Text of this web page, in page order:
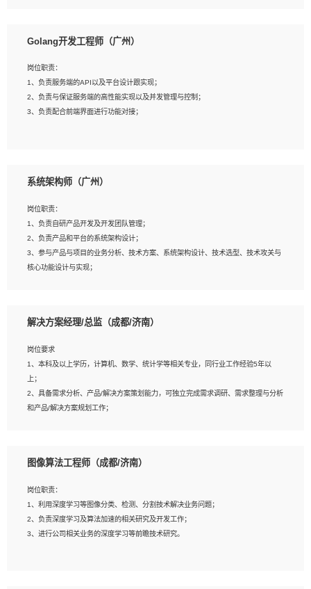
2、熟悉PostgreSQL、redis、MongoDB、ElasticSearch等开源数据库运维管理，
4、熟悉Hadoop、HBASE、Spark等大数据平台优先。
5、熟悉linux或任意一种unix操作系统，如有较强操作系统侧工作经验者优先。
6、具备丰富的项目实施经验，较强的自我学习能力。
Golang开发工程师（广州）
岗位职责：
1、负责服务端的API以及平台设计跟实现；
2、负责与保证服务端的高性能实现以及并发管理与控制；
3、负责配合前端界面进行功能对接；
2、1年以上Golang开发工作经验，能独立完成相应项目开发；
与实现，熟悉常用开源框架及设计模式；
4、熟悉Golang、连接池、消息队列等组件使用、熟悉后端开发、测试、调试流程
跟工具使用；
5、对技术有激情，喜欢钻研，能快速接受和掌握新技术，学习能力和工作责任心
强，良好的沟通表达能力和团队协作能力。
系统架构师（广州）
岗位职责：
1、负责自研产品开发及开发团队管理；
2、负责产品和平台的系统架构设计；
3、参与产品与项目的业务分析、技术方案、系统架构设计、技术选型、技术攻关与
核心功能设计与实现；
岗位要求：
1、全日制统招本科及以上学历，计算机相关专业毕业，5年以上开发工作经验；
2、具有扎实的java编程功底和良好的编码习惯，有分布式、多线程及高并发系统开
发经验和性能调优经验尤佳；熟悉JVM调优；掌握基础中间件、基础架构方案和云
平台、云产品功能特性，熟练使用相关平台的功能和了解其背后实现机制；
研发管理流程建设经验；
种常用框架和技术Springboot、Shiro、springcloud等；熟悉Linux常用命令和了解
常用脚本语言，较丰富的线上系统运维经验，复杂问题排查思路清晰。
解决方案经理/总监（成都/济南）
岗位要求
1、本科及以上学历，计算机、数学、统计学等相关专业，同行业工作经验5年以
上；
2、具备需求分析、产品/解决方案策划能力，可独立完成需求调研、需求整理与分析
和产品/解决方案规划工作；
相关的解决方案，包括视频分析、图像识别、NLP、OCR、机器学习等；
AI算法框架，对人脸识别、目标检测、图像识别、OCR、NLP等AI算法有深刻理
解。具有AI平台级产品/解决方案从业经验者优先。具有大数据技术背景者优先；
6、具备良好的客户意识与沟通能力，善于学习思考、创新与团队协作，认真负责、
执行力与抗压力强。
图像算法工程师（成都/济南）
岗位职责：
1、利用深度学习等图像分类、检测、分割技术解决业务问题；
2、负责深度学习及算法加速的相关研究及开发工作；
3、进行公司相关业务的深度学习等前瞻技术研究。